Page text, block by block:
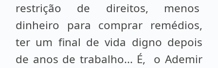
restrição de direitos, menos
dinheiro para comprar remédios,
ter um final de vida digno depois
de anos de trabalho... É, o Ademir